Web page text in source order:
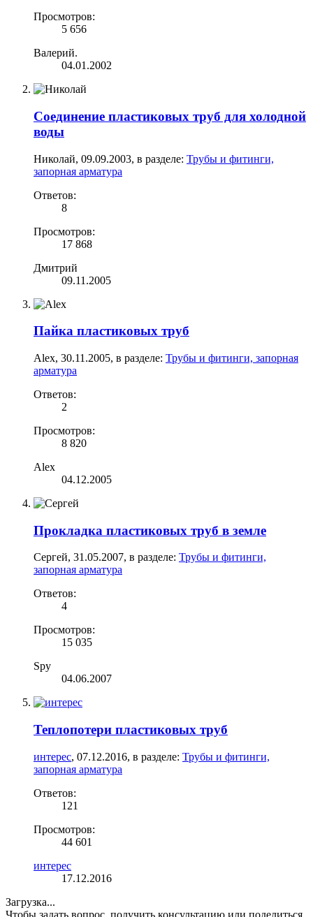
Просмотров:
5 656
Валерий.
04.01.2002
Соединение пластиковых труб для холодной
воды
Николай, 09.09.2003, в разделе: Трубы и фитинги,
запорная арматура
Ответов:
8
Просмотров:
17 868
Дмитрий
09.11.2005
Пайка пластиковых труб
Alex, 30.11.2005, в разделе: Трубы и фитинги, запорная
арматура
Ответов:
2
Просмотров:
8 820
Alex
04.12.2005
Прокладка пластиковых труб в земле
Сергей, 31.05.2007, в разделе: Трубы и фитинги,
запорная арматура
Ответов:
4
Просмотров:
15 035
Spy
04.06.2007
Теплопотери пластиковых труб
интерес, 07.12.2016, в разделе: Трубы и фитинги,
запорная арматура
Ответов:
121
Просмотров:
44 601
интерес
17.12.2016
Загрузка...
Чтобы задать вопрос, получить консультацию или поделиться